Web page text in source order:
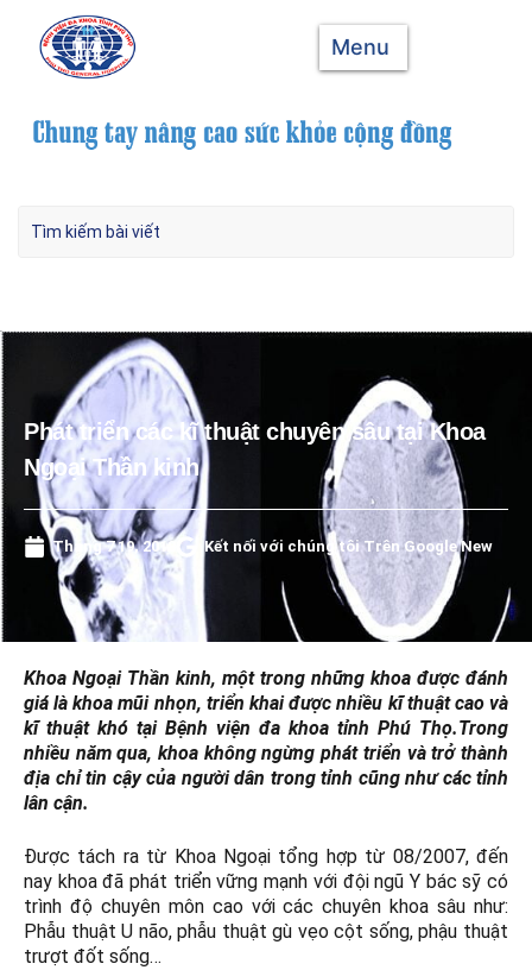
Menu
Phát triển các kĩ thuật chuyên sâu tại Khoa
Ngoại Thần kinh
Tháng 7 19, 2018 Kết nối với chúng tôi Trên Google New
Khoa Ngoại Thần kinh, một trong những khoa được đánh
giá là khoa mũi nhọn, triển khai được nhiều kĩ thuật cao và
kĩ thuật khó tại Bệnh viện đa khoa tỉnh Phú Thọ.Trong
nhiều năm qua, khoa không ngừng phát triển và trở thành
địa chỉ tin cậy của người dân trong tỉnh cũng như các tỉnh
lân cận.
Được tách ra từ Khoa Ngoại tổng hợp từ 08/2007, đến
nay khoa đã phát triển vững mạnh với đội ngũ Y bác sỹ có
trình độ chuyên môn cao với các chuyên khoa sâu như:
Phẫu thuật U não, phẫu thuật gù vẹo cột sống, phậu thuật
trượt đốt sống…